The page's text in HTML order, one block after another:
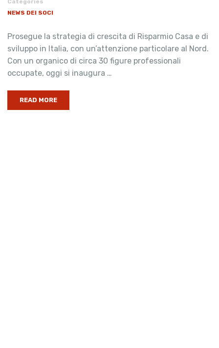
NEWS DEI SOCI
Prosegue la strategia di crescita di Risparmio Casa e di
sviluppo in Italia, con un’attenzione particolare al Nord.
Con un organico di circa 30 figure professionali
occupate, oggi si inaugura …
READ MORE